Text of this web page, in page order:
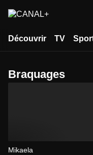
Découvrir TV
braquages
Mikaela